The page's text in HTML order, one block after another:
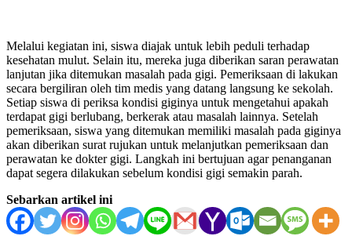
Melalui kegiatan ini, siswa diajak untuk lebih peduli terhadap
kesehatan mulut. Selain itu, mereka juga diberikan saran perawatan
lanjutan jika ditemukan masalah pada gigi. Pemeriksaan di lakukan
secara bergiliran oleh tim medis yang datang langsung ke sekolah.
Setiap siswa di periksa kondisi giginya untuk mengetahui apakah
terdapat gigi berlubang, berkerak atau masalah lainnya. Setelah
pemeriksaan, siswa yang ditemukan memiliki masalah pada giginya
akan diberikan surat rujukan untuk melanjutkan pemeriksaan dan
perawatan ke dokter gigi. Langkah ini bertujuan agar penanganan
dapat segera dilakukan sebelum kondisi gigi semakin parah.
Sebarkan artikel ini